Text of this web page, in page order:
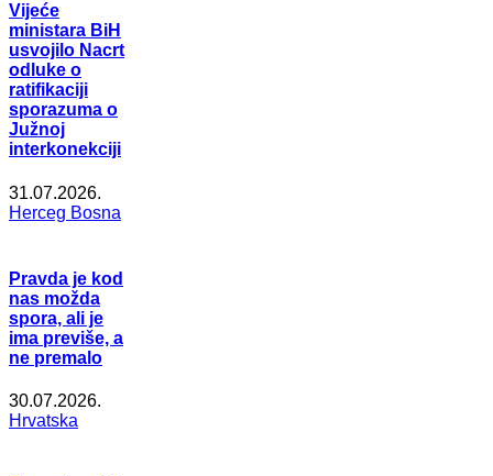
Vijeće
ministara BiH
usvojilo Nacrt
odluke o
ratifikaciji
sporazuma o
Južnoj
interkonekciji
31.07.2026.
Herceg Bosna
Pravda je kod
nas možda
spora, ali je
ima previše, a
ne premalo
30.07.2026.
Hrvatska